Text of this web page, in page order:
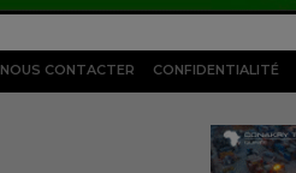
NOUS CONTACTER CONFIDENTIALITÉ